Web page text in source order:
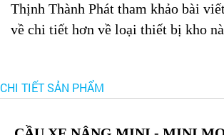
Thịnh Thành Phát tham khảo bài
về chi tiết hơn về loại thiết bị kho
CHI TIẾT SẢN PHẨM